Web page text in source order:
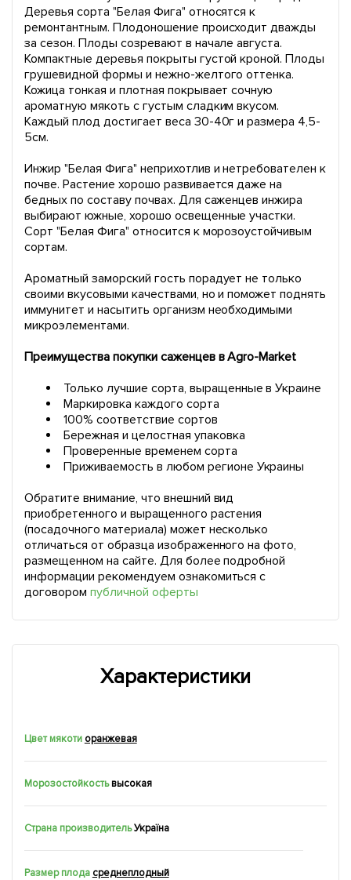
Деревья сорта "Белая Фига" относятся к
ремонтантным. Плодоношение происходит дважды
за сезон. Плоды созревают в начале августа.
Компактные деревья покрыты густой кроной. Плоды
грушевидной формы и нежно-желтого оттенка.
Кожица тонкая и плотная покрывает сочную
ароматную мякоть с густым сладким вкусом.
Каждый плод достигает веса 30-40г и размера 4,5-
5см.
Инжир "Белая Фига" неприхотлив и нетребователен к
почве. Растение хорошо развивается даже на
бедных по составу почвах. Для саженцев инжира
выбирают южные, хорошо освещенные участки.
Сорт "Белая Фига" относится к морозоустойчивым
сортам.
Ароматный заморский гость порадует не только
своими вкусовыми качествами, но и поможет поднять
иммунитет и насытить организм необходимыми
микроэлементами.
Преимущества покупки саженцев в Agro-Market
Только лучшие сорта, выращенные в Украине
Маркировка каждого сорта
100% соответствие сортов
Бережная и целостная упаковка
Проверенные временем сорта
Приживаемость в любом регионе Украины
Обратите внимание, что внешний вид
приобретенного и выращенного растения
(посадочного материала) может несколько
отличаться от образца изображенного на фото,
размещенном на сайте. Для более подробной
информации рекомендуем ознакомиться с
договором публичной оферты
Характеристики
Цвет мякоти оранжевая
Морозостойкость высокая
Страна производитель Україна
Размер плода среднеплодный